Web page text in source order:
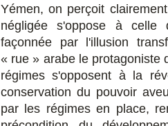
Yémen, on perçoit
négligée s'oppose à celle
façonnée par l'illusion
« rue » arabe le protagoniste
régimes s'opposent à la
conservation du pouvoir
par les régimes en place,